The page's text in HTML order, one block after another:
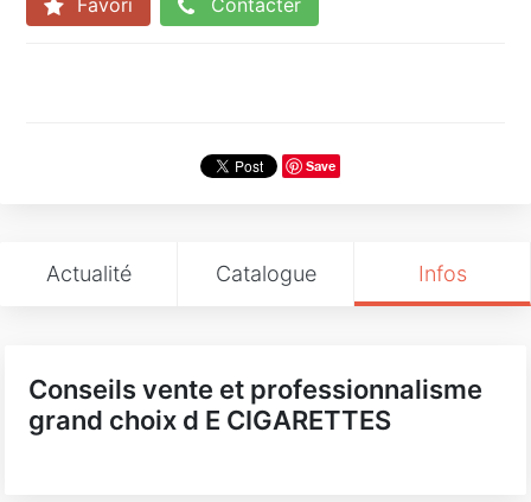
Favori Contacter
Save
Actualité Catalogue Infos
Conseils vente et professionnalisme
grand choix d E CIGARETTES